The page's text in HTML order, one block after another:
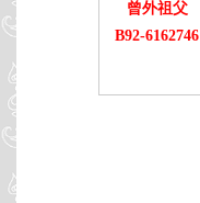
曾外祖父
B92-6162746